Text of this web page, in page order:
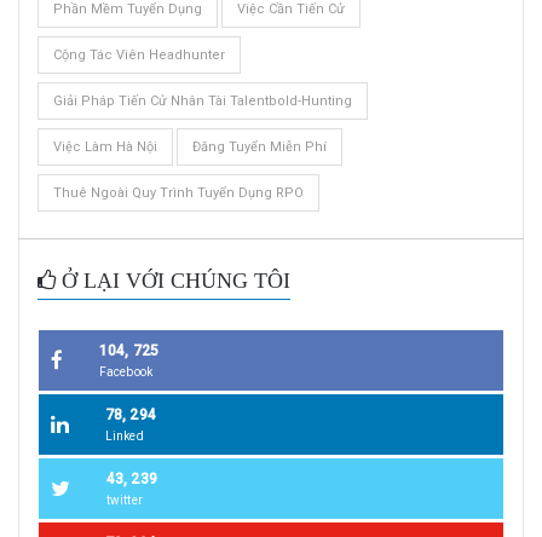
Phần Mềm Tuyển Dụng Việc Cần Tiến Cử
Cộng Tác Viên Headhunter
Giải Pháp Tiến Cử Nhân Tài Talentbold-Hunting
Việc Làm Hà Nội Đăng Tuyển Miễn Phí
Thuê Ngoài Quy Trình Tuyển Dụng RPO
Ở LẠI VỚI CHÚNG TÔI
104, 725
Facebook
78, 294
Linked
43, 239
twitter